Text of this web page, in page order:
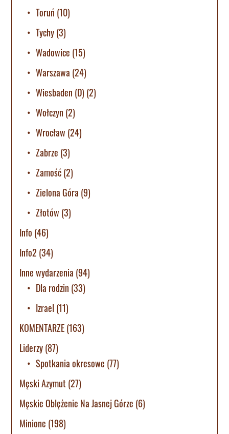
Toruń (10)
Tychy(3)
Wadowice (15)
Warszawa (24)
Wiesbaden (D) (2)
Wołczyn (2)
Wrocław (24)
Zabrze (3)
Zamość(2)
Zielona Góra (9)
Złotów (3)
Info (46)
Info2 (34)
Inne wydarzenia (94)
Dla rodzin (33)
Izrael (11)
KOMENTARZE(163)
Liderzy(87)
Spotkania okresowe (77)
Męski Azymut (27)
Męskie Oblężenie Na Jasnej Górze (6)
Minione (198)